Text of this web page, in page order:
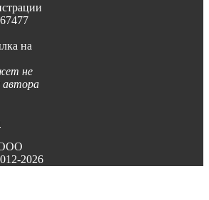
на
не
автора
2026